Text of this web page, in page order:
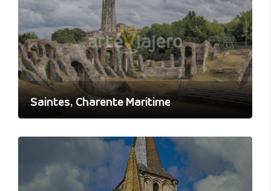
Saintes, Charente Maritime